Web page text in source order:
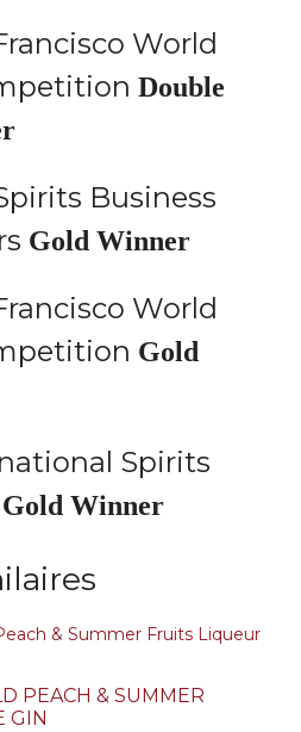
World
Double
Business
Gold Winner
World
Gold
Spirits
Gold Winner
PEACH & SUMMER
GIN